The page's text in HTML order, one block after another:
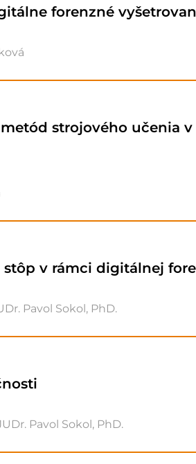
forenzné
strojového učenia
v rámci digitálnej
Pavol Sokol, PhD.
Pavol Sokol, PhD.